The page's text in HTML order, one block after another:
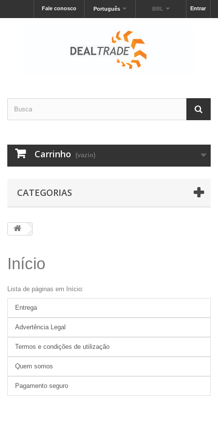
Entrar
BRL
Português
Fale conosco
Carrinho (vazio)
CATEGORIAS
Início
Lista de páginas em Início:
Entrega
Advertência Legal
Termos e condições de utilização
Quem somos
Pagamento seguro